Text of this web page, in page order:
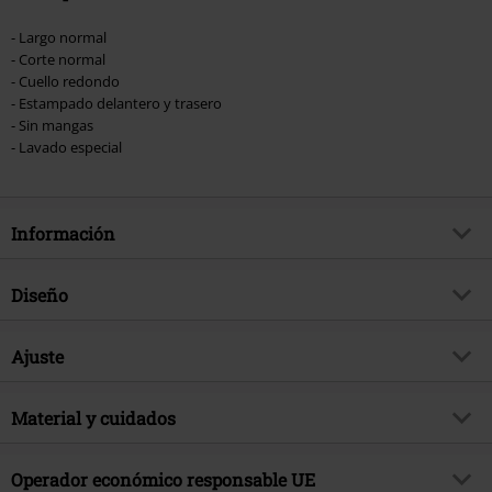
- Largo normal
- Corte normal
- Cuello redondo
- Estampado delantero y trasero
- Sin mangas
- Lavado especial
Información
Artículo no.
Género Musical
tema producto
Diseño
Tipo de producto
Lavado
Forma Escote
Cuello Redondo
Ajuste
Forma/Tops
Material y cuidados
Material Externo 100% algodón
Operador económico responsable UE